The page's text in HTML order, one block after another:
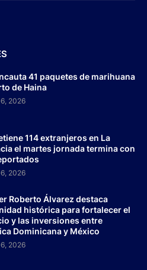
41 paquetes de marihuana
de Haina
2026
114 extranjeros en La
el martes jornada termina con
2026
Roberto Álvarez destaca
histórica para fortalecer el
y las inversiones entre
Dominicana y México
2026